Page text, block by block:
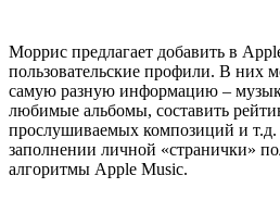
Моррис предлагает добавить в
пользовательские профили. В них
самую разную информацию –
любимые альбомы, составить
прослушиваемых композиций и
заполнении личной «странички»
алгоритмы Apple Music.